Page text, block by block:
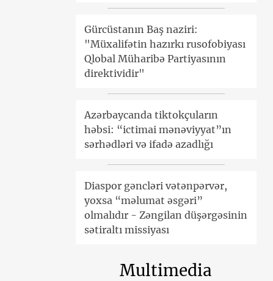
Gürcüstanın Baş naziri:
"Müxalifətin hazırkı rusofobiyası
Qlobal Müharibə Partiyasının
direktividir"
Azərbaycanda tiktokçuların
həbsi: “ictimai mənəviyyat”ın
sərhədləri və ifadə azadlığı
Diaspor gəncləri vətənpərvər,
yoxsa “məlumat əsgəri”
olmalıdır - Zəngilan düşərgəsinin
sətiraltı missiyası
Multimedia